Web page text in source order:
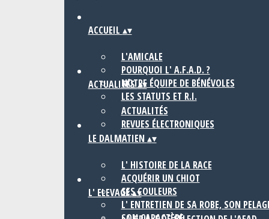
ACCUEIL ▴▾
L'AMICALE
POURQUOI L' A.F.A.D. ?
NOTRE ÉQUIPE DE BÉNÉVOLES
LES STATUTS ET R.I.
ACTUALITÉS▴▾
ACTUALITÉS
REVUES ÉLECTRONIQUES
LE DALMATIEN▴▾
L' HISTOIRE DE LA RACE
ACQUÉRIR UN CHIOT
SES COULEURS
L' ENTRETIEN DE SA ROBE, SON
L' ELEVAGE▴▾